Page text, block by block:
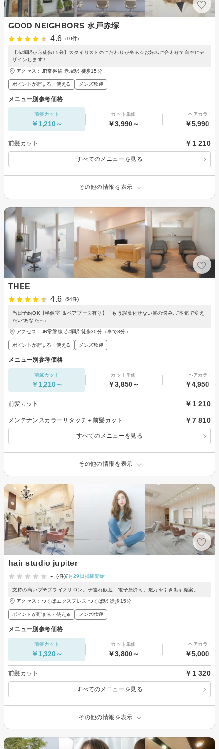
GOOD NEIGHBORS 水戸赤塚
4.6
(10件)
【赤塚駅から徒歩15分】スタイリストのこだわりが光る☆お好みに合わせて自在にデ
ザインします！
アクセス：JR常磐線 赤塚駅 徒歩15分
ポイントが貯まる・使える メンズ歓迎
メニュー別参考価格
前髪カット
￥1,210～
カット単価
￥3,990～
ヘアカラー
￥5,990～
前髪カット ￥1,210
すべてのメニューを見る
その他の情報を表示
THEE
4.6
(54件)
当日予約OK【半個室 ＆ペアブース有り】「もう誤魔化せない髪の悩み…“本気で変え
たい”あなたへ」
アクセス：JR常磐線 赤塚駅 徒歩30分（車で8分）
ポイントが貯まる・使える メンズ歓迎
メニュー別参考価格
前髪カット
￥1,210～
カット単価
￥3,850～
ヘアカラー
￥4,950～
前髪カット ￥1,210
メンテナンスカラーリタッチ＋前髪カット ￥7,810
すべてのメニューを見る
その他の情報を表示
hair studio jupiter
-
(-件)7月29日掲載開始
支持の高いプチプライスサロン。子連れ歓迎、電子決済可。魅力を引き出す提案。
アクセス：つくばエクスプレス つくば駅 徒歩15分
ポイントが貯まる・使える メンズ歓迎
メニュー別参考価格
前髪カット
￥1,320～
カット単価
￥3,800～
ヘアカラー
￥5,000～
前髪カット ￥1,320
すべてのメニューを見る
その他の情報を表示